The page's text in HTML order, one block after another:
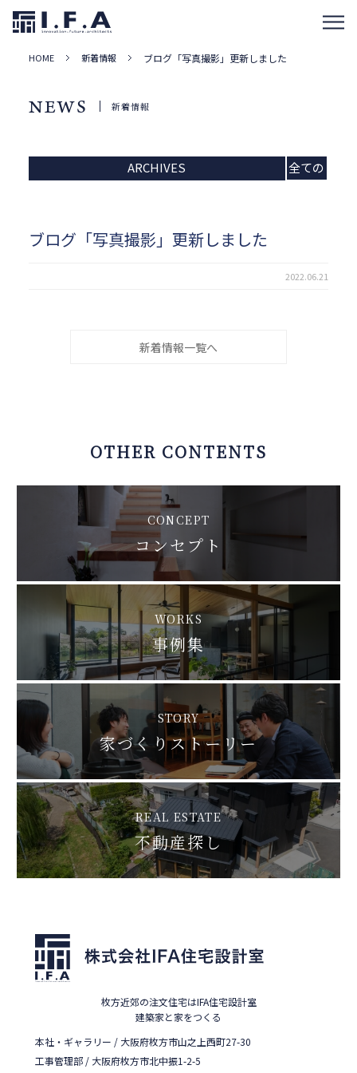
HOME 新着情報 ブログ「写真撮影」更新しました
NEWS 新着情報
ARCHIVES
全ての
ブログ「写真撮影」更新しました
2022.06.21
新着情報一覧へ
OTHER CONTENTS
CONCEPT
コンセプト
WORKS
事例集
STORY
家づくりストーリー
REAL ESTATE
不動産探し
枚方近郊の注文住宅はIFA住宅設計室
建築家と家をつくる
本社・ギャラリー / 大阪府枚方市山之上西町27-30
工事管理部 / 大阪府枚方市北中振1-2-5